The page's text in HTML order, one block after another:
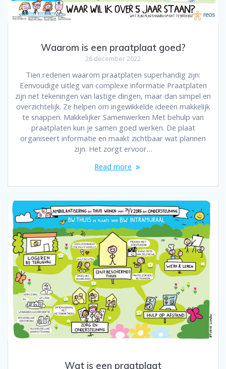
Waarom is een praatplaat goed?
28 december 2022
Tien redenen waarom praatplaten superhandig zijn:
Eenvoudige uitleg van complexe informatie Praatplaten
zijn net tekeningen van lastige dingen, maar dan simpel en
overzichtelijk. Ze helpen om ingewikkelde ideeën makkelijk
te snappen. Makkelijker Samenwerken Met behulp van
praatplaten kun je samen goed werken. De plaat
organiseert informatie en maakt zichtbaar wat plannen
zijn. Het zorgt ervoor…
Read more
Wat is een praatplaat